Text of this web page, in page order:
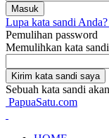
Lupa kata sandi
Pemulihan password
Memulihkan kata
Sebuah kata sandi
PapuaSatu.com